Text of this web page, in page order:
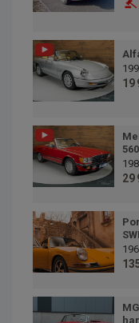
19
560
29